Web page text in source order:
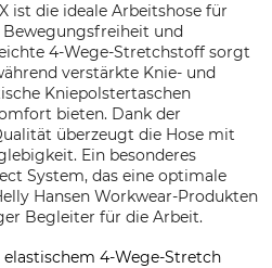
ist die ideale Arbeitshose für
und
4-Wege-Stretchstoff sorgt
verstärkte Knie- und
Kniepolstertaschen
bieten. Dank der
überzeugt die Hose mit
Ein besonderes
System, das eine optimale
Hansen Workwear-Produkten
Begleiter für die Arbeit.
4-Wege-Stretch